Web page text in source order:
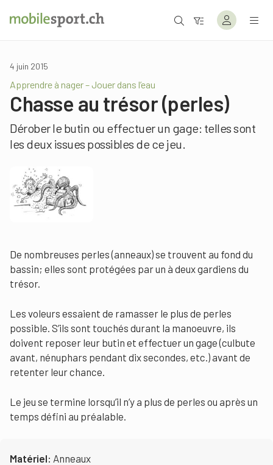
4 juin 2015
Apprendre à nager – Jouer dans l’eau
Chasse au trésor (perles)
Dérober le butin ou effectuer un gage: telles sont
les deux issues possibles de ce jeu.
De nombreuses perles (anneaux) se trouvent au fond du
bassin; elles sont protégées par un à deux gardiens du
trésor.
Les voleurs essaient de ramasser le plus de perles
possible. S’ils sont touchés durant la manoeuvre, ils
doivent reposer leur butin et effectuer un gage (culbute
avant, nénuphars pendant dix secondes, etc.) avant de
retenter leur chance.
Le jeu se termine lorsqu’il n’y a plus de perles ou après un
temps défini au préalable.
Matériel: Anneaux